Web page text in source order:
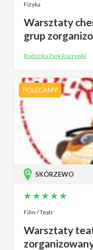
Fizyka
Warsztaty
grup
Rodzinka Park Rozrywki
POLECAMY
SKÓRZEWO
Film / Teatr
Warsztaty